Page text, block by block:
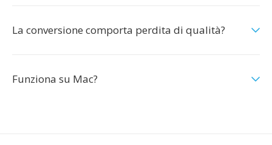
La conversione comporta perdita di qualità?
Funziona su Mac?